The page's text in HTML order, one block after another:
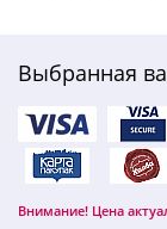
Выбранная
Внимание! Цена